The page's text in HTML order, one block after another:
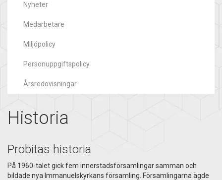
Nyheter
Medarbetare
Miljöpolicy
Personuppgiftspolicy
Årsredovisningar
Historia
Probitas historia
På 1960-talet gick fem innerstadsförsamlingar samman och
bildade nya Immanuelskyrkans församling. Församlingarna ägde